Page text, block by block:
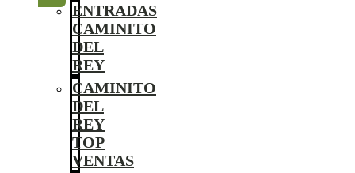
ENTRADAS
CAMINITO
DEL
REY
CAMINITO
DEL
REY
TOP
VENTAS